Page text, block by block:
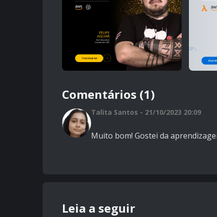
Comentários (1)
Talita Santos - 21/10/2023 20:09
Muito bom! Gostei da
Leia a seguir